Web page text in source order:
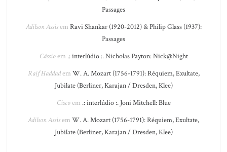
Passages
Adilson Assisem Ravi Shankar (1920-2012) & Philip Glass (1937):
Passages
Cássioem .: interlúdio :. Nicholas Payton: Nick@Night
Raif Haddadem W. A. Mozart (1756-1791): Réquiem, Exultate,
Jubilate (Berliner, Karajan / Dresden, Klee)
Ciscoem .: interlúdio :. Joni Mitchell: Blue
Adilson Assisem W. A. Mozart (1756-1791): Réquiem, Exultate,
Jubilate (Berliner, Karajan / Dresden, Klee)